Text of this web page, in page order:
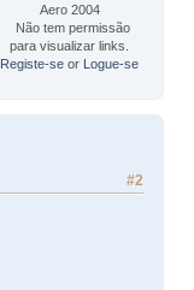
Aero 2004
Não tem permissão
para visualizar links.
Registe-se or Logue-se
#2